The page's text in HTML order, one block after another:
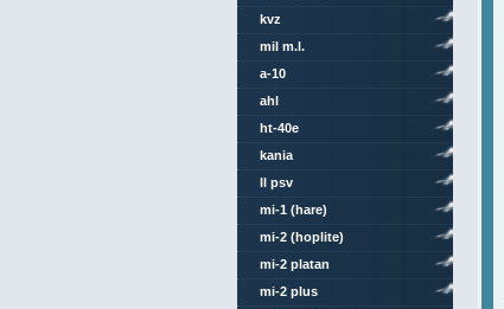
kvz
mil m.l.
a-10
ahl
ht-40e
kania
ll psv
mi-1 (hare)
mi-2 (hoplite)
mi-2 platan
mi-2 plus